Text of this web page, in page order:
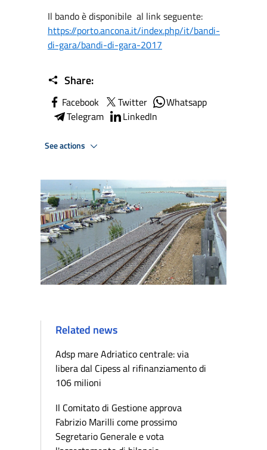
Il bando è disponibile al link seguente:
https://porto.ancona.it/index.php/it/bandi-
di-gara/bandi-di-gara-2017
Share:
Facebook Twitter
Whatsapp
Telegram
LinkedIn
See actions
Related news
Adsp mare Adriatico centrale: via
libera dal Cipess al rifinanziamento di
106 milioni
Il Comitato di Gestione approva
Fabrizio Marilli come prossimo
Segretario Generale e vota